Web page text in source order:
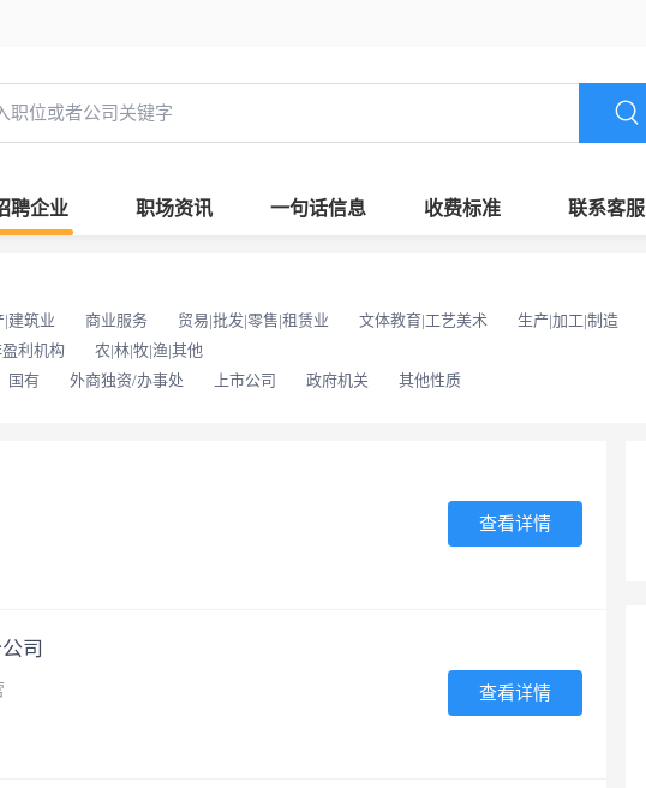
聘企业 职场资讯 一句话信息 收费标准 联系客服
|建筑业 商业服务 贸易|批发|零售|租赁业 文体教育|工艺美术 生产|加工|制造
利机构
农|林|牧|渔|其他
国有 外商独资/办事处 上市公司 政府机关 其他性质
查看详情
司
查看详情